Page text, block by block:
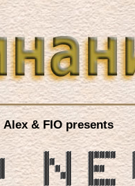
Alex & FIO presents